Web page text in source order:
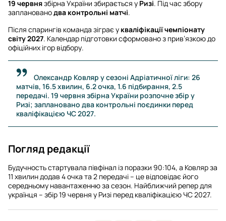
19 червнязбірна України збирається у Ризі. Під час збору
запланованодва контрольні матчі.
Після спарингів команда зіграє у кваліфікації чемпіонату
світу 2027. Календар підготовки сформовано з прив’язкою до
офіційних ігор відбору.
Олександр Ковляр у сезоні Адріатичної ліги: 26
матчів, 16.5 хвилин, 6.2 очка, 1.6 підбирання, 2.5
передачі. 19 червня збірна України розпочне збір у
Ризі; заплановано два контрольні поєдинки перед
кваліфікацією ЧС 2027.
Погляд редакції
Будучность стартувала півфінал із поразки 90:104, а Ковляр за
11 хвилин додав 4 очка та 2 передачі – це відповідає його
середньому навантаженню за сезон. Найближчий репер для
українця – збір 19 червня у Ризі перед кваліфікацією ЧС 2027.